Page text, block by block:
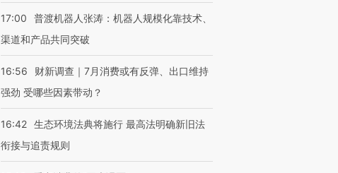
17:00
普渡机器人张涛：机器人规模化靠技术、
渠道和产品共同突破
16:56
财新调查｜7月消费或有反弹、出口维持
强劲 受哪些因素带动？
16:42 生态环境法典将施行 最高法明确新旧法
衔接与追责规则